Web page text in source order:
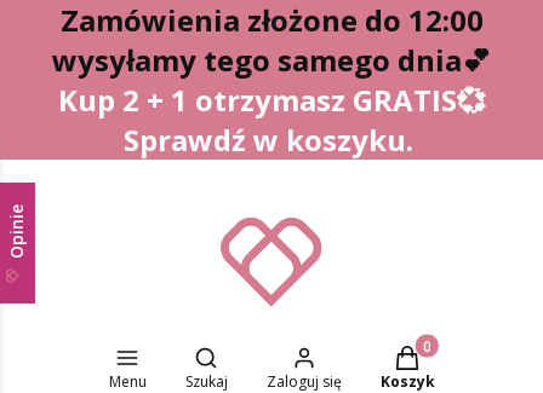
Zamówienia złożone do 12:00
wysyłamy tego samego dnia💕
Kup 2 + 1 otrzymasz GRATIS💞
Sprawdź w koszyku.
Menu
Otwórz wyszukiwarkę
Szukaj Zaloguj się
Produkty w
Koszyk
Opinie